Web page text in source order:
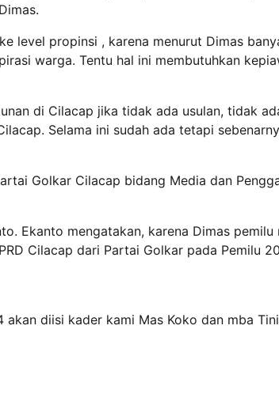
level propinsi , karena menurut Dimas
warga. Tentu hal ini membutuhkan
di Cilacap jika tidak ada usulan, tidak
Selama ini sudah ada tetapi
Golkar Cilacap bidang Media dan
Ekanto mengatakan, karena Dimas pemilu
Cilacap dari Partai Golkar pada Pemilu
diisi kader kami Mas Koko dan mba